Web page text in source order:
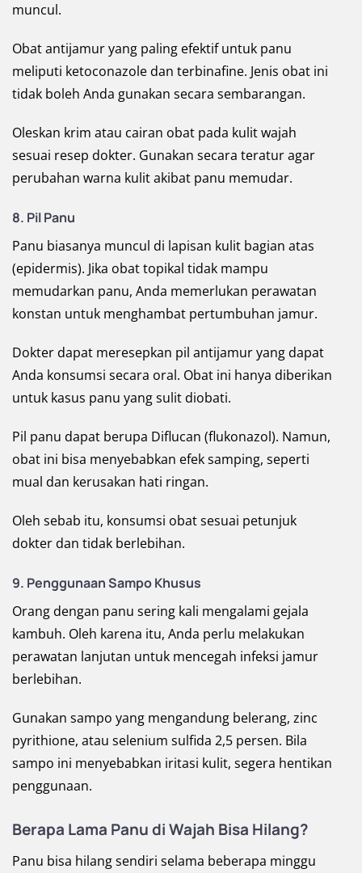
muncul.
Obat antijamur yang paling efektif untuk panu
meliputi ketoconazole dan terbinafine. Jenis obat ini
tidak boleh Anda gunakan secara sembarangan.
Oleskan krim atau cairan obat pada kulit wajah
sesuai resep dokter. Gunakan secara teratur agar
perubahan warna kulit akibat panu memudar.
8. Pil Panu
Panu biasanya muncul di lapisan kulit bagian atas
(epidermis). Jika obat topikal tidak mampu
memudarkan panu, Anda memerlukan perawatan
konstan untuk menghambat pertumbuhan jamur.
Dokter dapat meresepkan pil antijamur yang dapat
Anda konsumsi secara oral. Obat ini hanya diberikan
untuk kasus panu yang sulit diobati.
Pil panu dapat berupa Diflucan (flukonazol). Namun,
obat ini bisa menyebabkan efek samping, seperti
mual dan kerusakan hati ringan.
Oleh sebab itu, konsumsi obat sesuai petunjuk
dokter dan tidak berlebihan.
9. Penggunaan Sampo Khusus
Orang dengan panu sering kali mengalami gejala
kambuh. Oleh karena itu, Anda perlu melakukan
perawatan lanjutan untuk mencegah infeksi jamur
berlebihan.
Gunakan sampo yang mengandung belerang, zinc
pyrithione, atau selenium sulfida 2,5 persen. Bila
sampo ini menyebabkan iritasi kulit, segera hentikan
penggunaan.
Berapa Lama Panu di Wajah Bisa Hilang?
Panu bisa hilang sendiri selama beberapa minggu